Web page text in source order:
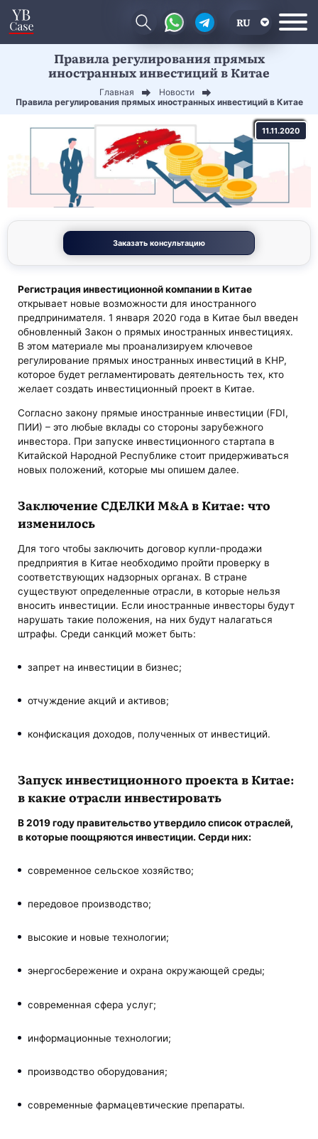
RU
Правила регулирования прямых
иностранных инвестиций в Китае
Главная
Новости
Правила регулирования прямых иностранных инвестиций в Китае
11.11.2020
Заказать консультацию
Регистрация инвестиционной компании в Китае
открывает новые возможности для иностранного
предпринимателя. 1 января 2020 года в Китае был введен
обновленный Закон о прямых иностранных инвестициях.
В этом материале мы проанализируем ключевое
регулирование прямых иностранных инвестиций в КНР,
которое будет регламентировать деятельность тех, кто
желает создать инвестиционный проект в Китае.
Согласно закону прямые иностранные инвестиции (FDI,
ПИИ) – это любые вклады со стороны зарубежного
инвестора. При запуске инвестиционного стартапа в
Китайской Народной Республике стоит придерживаться
новых положений, которые мы опишем далее.
Заключение СДЕЛКИ M&A в Китае: что
изменилось
Для того чтобы заключить договор купли-продажи
предприятия в Китае необходимо пройти проверку в
соответствующих надзорных органах. В стране
существуют определенные отрасли, в которые нельзя
вносить инвестиции. Если иностранные инвесторы будут
нарушать такие положения, на них будут налагаться
штрафы. Среди санкций может быть:
запрет на инвестиции в бизнес;
отчуждение акций и активов;
конфискация доходов, полученных от инвестиций.
Запуск инвестиционного проекта в Китае:
в какие отрасли инвестировать
В 2019 году правительство утвердило список отраслей,
в которые поощряются инвестиции. Серди них:
современное сельское хозяйство;
передовое производство;
высокие и новые технологии;
энергосбережение и охрана окружающей среды;
современная сфера услуг;
информационные технологии;
производство оборудования;
современные фармацевтические препараты.